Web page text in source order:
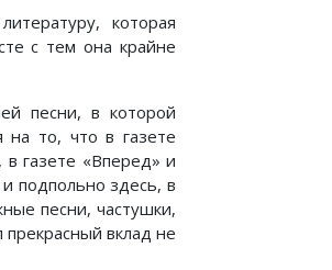
которая
с тем она крайне
песни, в которой
на то, что в газете
газете «Вперед» и
подпольно здесь, в
песни, частушки,
вклад не